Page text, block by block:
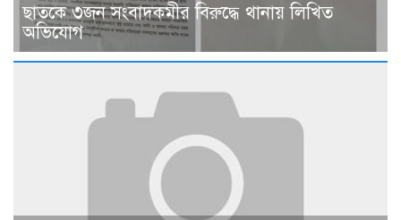
ছাত‌কে ৩জন সংবাদকমীর বিরু‌দ্ধে থানায় লিখিত
অভিযোগ